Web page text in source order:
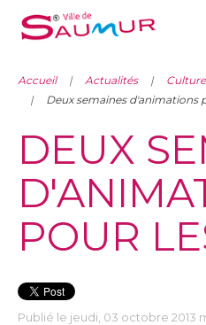
Accueil Actualités
Deux semaines d'animations
DEUX
POUR
Publié le jeudi, 03 octobre 2013